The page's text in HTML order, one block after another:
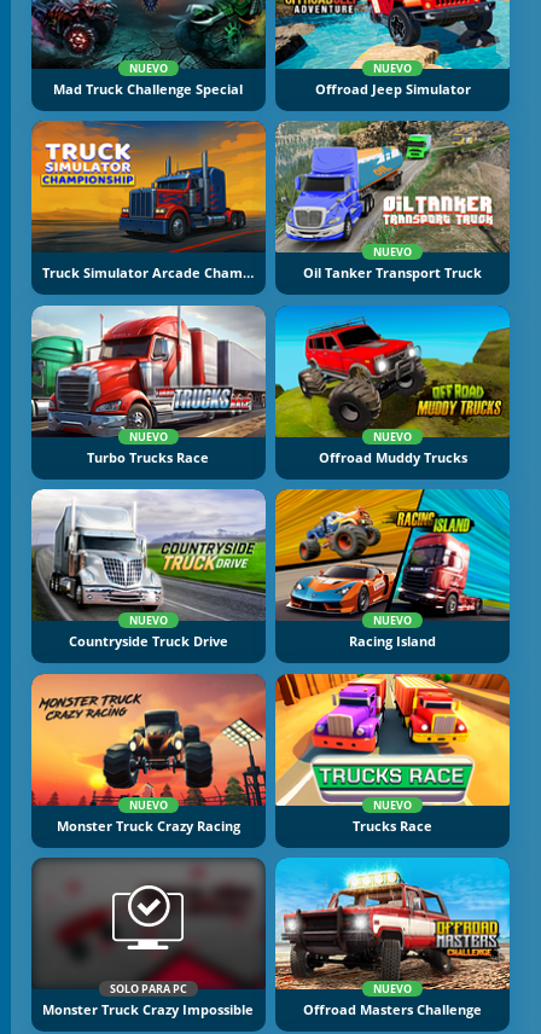
NUEVO
Mad Truck Challenge Special
NUEVO
Offroad Jeep Simulator
Truck Simulator Arcade Championship
NUEVO
Oil Tanker Transport Truck
NUEVO
Turbo Trucks Race
NUEVO
Offroad Muddy Trucks
NUEVO
Countryside Truck Drive
NUEVO
Racing Island
NUEVO
Monster Truck Crazy Racing
NUEVO
Trucks Race
SOLO PARA PC
Monster Truck Crazy Impossible
NUEVO
Offroad Masters Challenge